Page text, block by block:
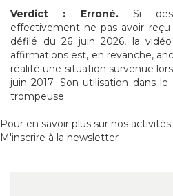
Verdict : Erroné.Si des
effectivement ne pas avoir
défilé du 26 juin 2026, la
affirmations est, en revanche,
réalité une situation survenue
juin 2017. Son utilisation dans
trompeuse.
Pour en savoir plus sur nos activités
M'inscrire à la newsletter